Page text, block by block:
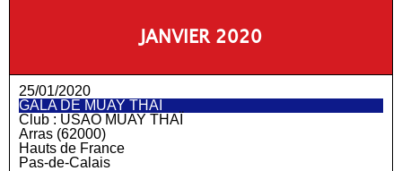
JANVIER 2020
25/01/2020
GALA DE MUAY THAÏ
Club : USAO MUAY THAÏ
Arras (62000)
Hauts de France
Pas-de-Calais